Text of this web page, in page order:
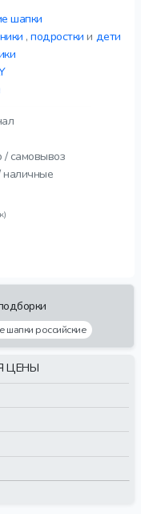
шапки
,подростки и дети
/ самовывоз
наличные
шапки российские
ЦЕНЫ